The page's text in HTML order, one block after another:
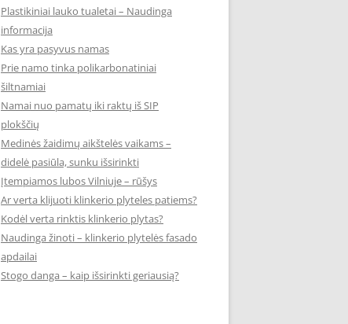
Plastikiniai lauko tualetai – Naudinga
informacija
Kas yra pasyvus namas
Prie namo tinka polikarbonatiniai
šiltnamiai
Namai nuo pamatų iki raktų iš SIP
plokščių
Medinės žaidimų aikštelės vaikams –
didelė pasiūla, sunku išsirinkti
Įtempiamos lubos Vilniuje – rūšys
Ar verta klijuoti klinkerio plyteles patiems?
Kodėl verta rinktis klinkerio plytas?
Naudinga žinoti – klinkerio plytelės fasado
apdailai
Stogo danga – kaip išsirinkti geriausią?